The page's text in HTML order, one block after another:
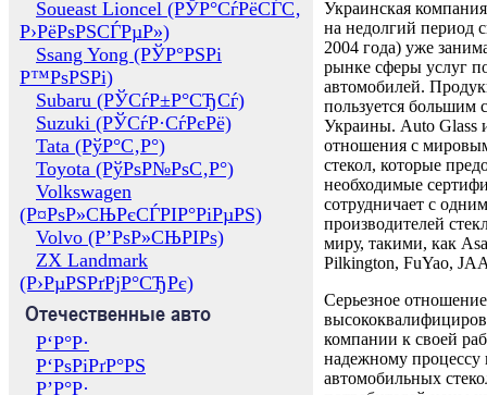
Soueast Lioncel (РЎР°СѓРёСЃС‚
Р›РёРѕРЅСЃРµР»)
Ssang Yong (РЎР°РЅРі
Р™РѕРЅРі)
Subaru (РЎСѓР±Р°СЂСѓ)
Suzuki (РЎСѓР·СѓРєРё)
Tata (РўР°С‚Р°)
Toyota (РўРѕР№РѕС‚Р°)
Volkswagen
(Р¤РѕР»СЊРєСЃРІР°РіРµРЅ)
Volvo (Р’РѕР»СЊРІРѕ)
ZX Landmark
(Р›РµРЅРґРјР°СЂРє)
Отечественные авто
Р‘Р°Р·
Р‘РѕРіРґР°РЅ
Р’Р°Р·
Украинская
на недолгий период
2004 года) уже
рынке сферы услуг
автомобилей.
пользуется большим
Украины. Auto Glass
отношения с
стекол, которые
необходимые
сотрудничает с
производителей
миру, такими, как
Pilkington, FuYao,
Серьезное отношение
компании к своей
надежному процессу
автомобильных